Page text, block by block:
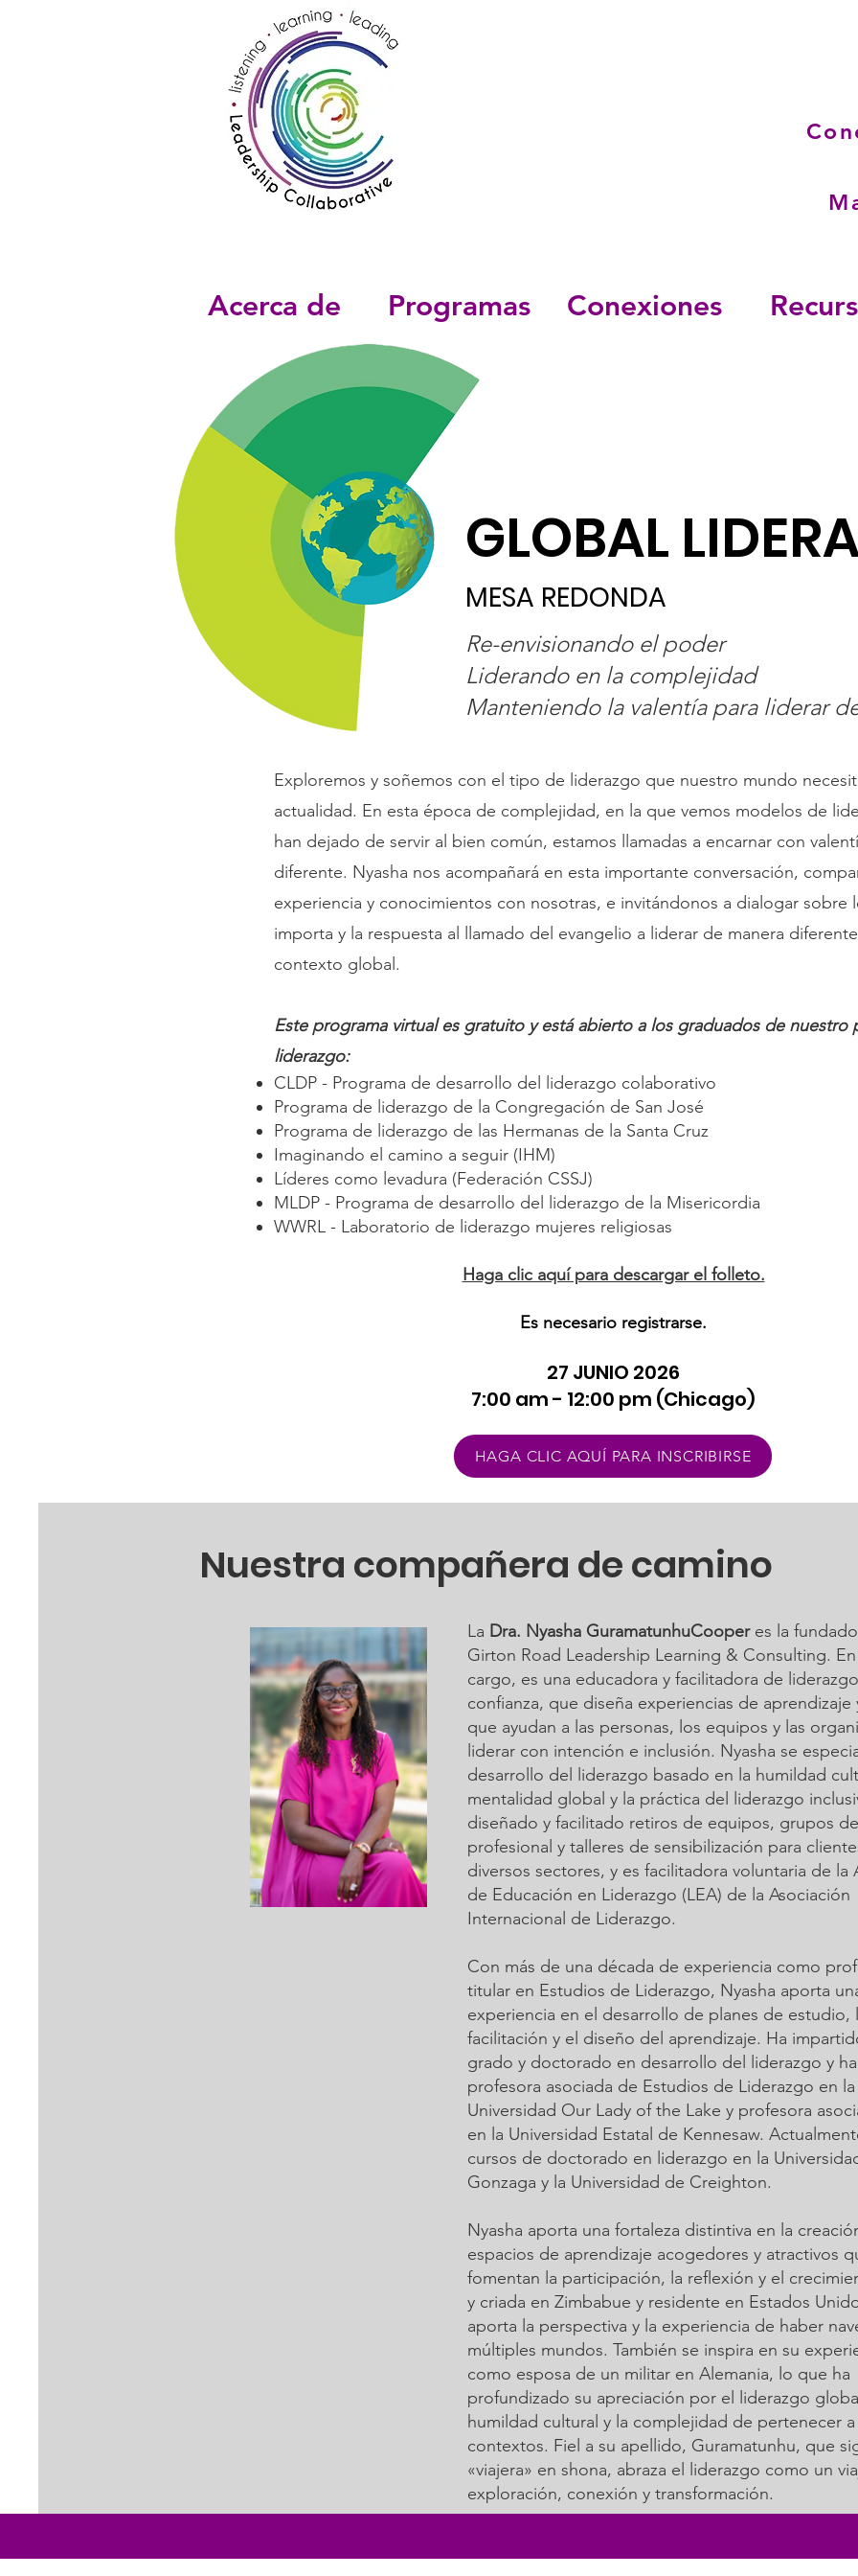
Acerca de Programas Conexiones
GLOBAL
MESA REDONDA
Re-envisionando el poder
Liderando en la complejidad
Manteniendo la valentía para liderar
Exploremos y soñemos con el tipo de liderazgo que nuestro mundo
actualidad. En esta época de complejidad, en la que vemos modelos de
han dejado de servir al bien común, estamos llamadas a encarnar con
diferente. Nyasha nos acompañará en esta importante conversación,
experiencia y conocimientos con nosotras, e invitándonos a dialogar sobre
importa y la respuesta al llamado del evangelio a liderar de manera
contexto global.
Este programa virtual es gratuito y está abierto a los graduados de nuestro
liderazgo:
CLDP - Programa de desarrollo del liderazgo colaborativo
Programa de liderazgo de la Congregación de San José
Programa de liderazgo de las Hermanas de la Santa Cruz
Imaginando el camino a seguir (IHM)
Líderes como levadura (Federación CSSJ)
MLDP - Programa de desarrollo del liderazgo de la Misericordia
WWRL - Laboratorio de liderazgo mujeres religiosas
Haga clic aquí para descargar el folleto.
Es necesario registrarse.
27 JUNIO 2026 ​
7:00 am - 12:00 pm (Chicago)
HAGA CLIC AQUÍ PARA INSCRIBIRSE
Nuestra compañera de camino
La Dra. Nyasha GuramatunhuCooperes la
Girton Road Leadership Learning & Consulting.
cargo, es una educadora y facilitadora de
confianza, que diseña experiencias de aprendizaje
que ayudan a las personas, los equipos y las
liderar con intención e inclusión. Nyasha se
desarrollo del liderazgo basado en la humildad
mentalidad global y la práctica del liderazgo
diseñado y facilitado retiros de equipos, grupos
profesional y talleres de sensibilización para
diversos sectores, y es facilitadora voluntaria de la
de Educación en Liderazgo (LEA) de la Asociación
Internacional de Liderazgo.
Con más de una década de experiencia como
titular en Estudios de Liderazgo, Nyasha aporta
experiencia en el desarrollo de planes de estudio,
facilitación y el diseño del aprendizaje. Ha
grado y doctorado en desarrollo del liderazgo y
profesora asociada de Estudios de Liderazgo en la
Universidad Our Lady of the Lake y profesora
en la Universidad Estatal de Kennesaw.
cursos de doctorado en liderazgo en la
Gonzaga y la Universidad de Creighton.
Nyasha aporta una fortaleza distintiva en la
espacios de aprendizaje acogedores y atractivos
fomentan la participación, la reflexión y el
y criada en Zimbabue y residente en Estados
aporta la perspectiva y la experiencia de haber
múltiples mundos. También se inspira en su
como esposa de un militar en Alemania, lo que ha
profundizado su apreciación por el liderazgo
humildad cultural y la complejidad de pertenecer
contextos. Fiel a su apellido, Guramatunhu, que
«viajera» en shona, abraza el liderazgo como un
exploración, conexión y transformación.